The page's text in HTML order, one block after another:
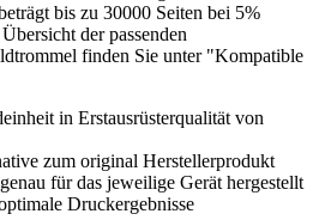
bis zu 30000 Seiten bei 5%
der passenden
finden Sie unter "Kompatible
in Erstausrüsterqualität von
zum original Herstellerprodukt
für das jeweilige Gerät hergestellt
Druckergebnisse